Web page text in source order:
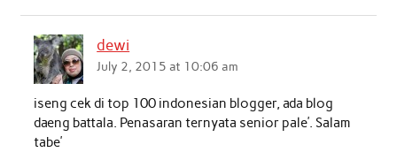
dewi
July 2, 2015 at 10:06 am
iseng cek di top 100 indonesian blogger, ada blog
daeng battala. Penasaran ternyata senior pale’. Salam
tabe’